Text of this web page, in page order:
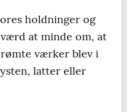
holdninger og
at minde om, at
værker blev i
latter eller